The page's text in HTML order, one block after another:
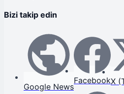
Bizi takip edin
Google News
FacebookX